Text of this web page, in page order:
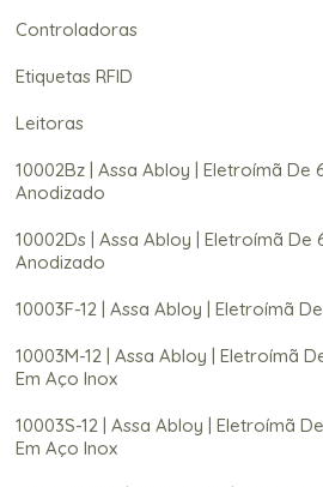
Controladoras
Etiquetas RFID
Leitoras
10002Bz | Assa Abloy | Eletroímã De
Anodizado
10002Ds | Assa Abloy | Eletroímã De
Anodizado
10003F-12 | Assa Abloy | Eletroímã
10003M-12 | Assa Abloy | Eletroímã
Em Aço Inox
10003S-12 | Assa Abloy | Eletroímã
Em Aço Inox